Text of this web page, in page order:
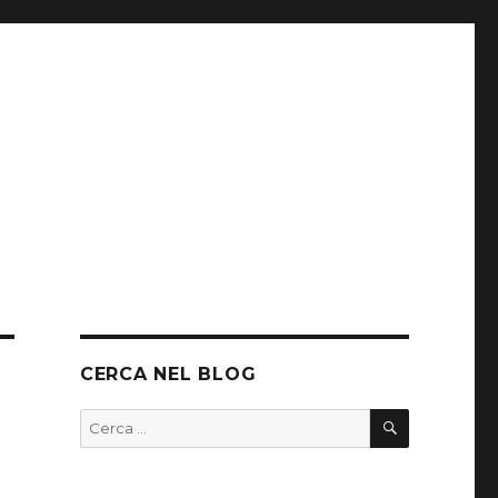
CERCA NEL BLOG
Cerca: CERCA